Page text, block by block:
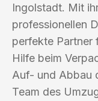
Ingolstadt. Mit
professionellen
perfekte Partner
Hilfe beim
Auf- und Abbau
Team des